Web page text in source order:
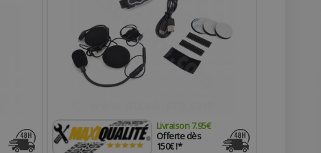
Livraison 7.95€
Offerte dès
150€ !*